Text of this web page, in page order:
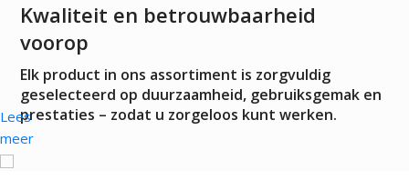
Kwaliteit en betrouwbaarheid
voorop
Elk product in ons assortiment is zorgvuldig
geselecteerd op duurzaamheid, gebruiksgemak en
prestaties – zodat u zorgeloos kunt werken.
Lees
meer